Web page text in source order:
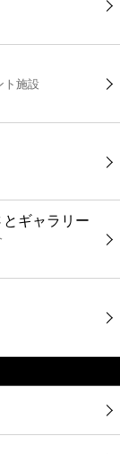
ト施設
ギャラリー